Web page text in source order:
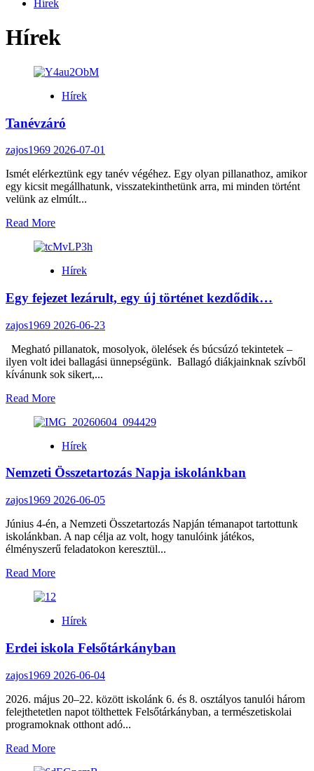
Hírek
Hírek
Hírek
Tanévzáró
zajos1969 2026-07-01
Ismét elérkeztünk egy tanév végéhez. Egy olyan pillanathoz, amikor
egy kicsit megállhatunk, visszatekinthetünk arra, mi minden történt
velünk az elmúlt...
Read MoreRead
about
Hírek
Egy fejezet lezárult, egy új történet kezdődik…
zajos1969 2026-06-23
Megható pillanatok, mosolyok, ölelések és búcsúzó tekintetek –
ilyen volt idei ballagási ünnepségünk. Ballagó diákjainknak szívből
kívánunk sok sikert,...
Read MoreRead
about
fejezet
egy
történet
Hírek
Nemzeti Összetartozás Napja iskolánkban
zajos1969 2026-06-05
Június 4-én, a Nemzeti Összetartozás Napján témanapot tartottunk
iskolánkban. A nap célja az volt, hogy tanulóink játékos,
élményszerű feladatokon keresztül...
Read MoreRead
about
Összetartozás
iskolánkban
Hírek
Erdei iskola Felsőtárkányban
zajos1969 2026-06-04
2026. május 20–22. között iskolánk 6. és 8. osztályos tanulói három
felejthetetlen napot tölthettek Felsőtárkányban, a természetiskolai
programoknak otthont adó...
Read MoreRead